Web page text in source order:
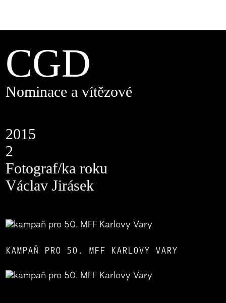
CGD
Nominace a vítězové
2015
2
Fotograf/ka roku
Václav Jirásek
KAMPAŇ PRO 50. MFF KARLOVY VARY